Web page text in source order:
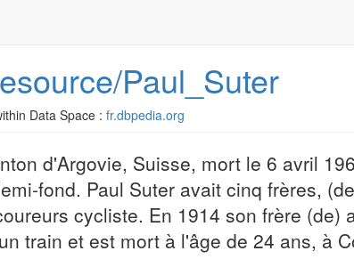
Paul_Suter
Data Space : fr.dbpedia.org
d'Argovie, Suisse, mort le 6 avril
fond. Paul Suter avait cinq frères,
cycliste. En 1914 son frère (de)
train et est mort à l'âge de 24 ans, à